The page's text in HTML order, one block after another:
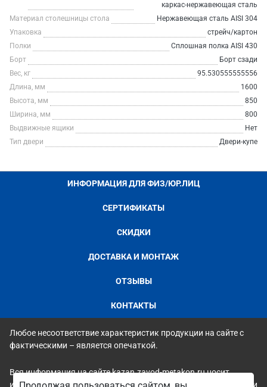
каркас-нержавеющая сталь
Материал столешницы стола
Нержавеющая сталь AISI 304
Упаковка
стрейч/картон
Полки
Сплошная полка AISI 430
Борт
Борт сзади
Вес, кг
95.530555555556
Длина, мм
1600
Высота, мм
850
Ширина, мм
800
Выдвижные ящики
Нет
Тип двери
Двери-купе
ИНФОРМАЦИЯ ДЛЯ ФИЗ/ЮР.ЛИЦ
СЕРТИФИКАТЫ
СКИДКИ
ДОСТАВКА И МОНТАЖ
ОТЗЫВЫ
КОНТАКТЫ
Любое несоответствие характеристик продукции на сайте с
фактическими – является опечаткой.
Вся информация на сайте kazan.zavod-metakon.ru носит
исключительно ознакомительный и справочный характер и ни